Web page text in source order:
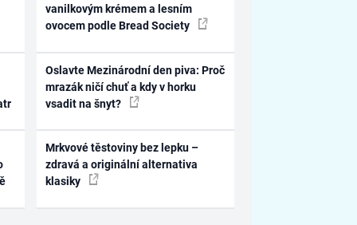
vanilkovým krémem a lesním
ovocem podle Bread Society
Oslavte Mezinárodní den piva: Proč
mrazák ničí chuť a kdy v horku
vsadit na šnyt?
Mrkvové těstoviny bez lepku –
zdravá a originální alternativa
klasiky